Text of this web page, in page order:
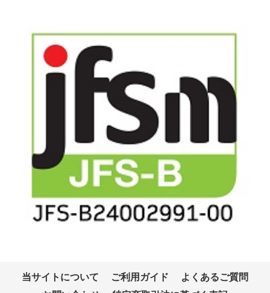
当サイトについて ご利用ガイド
よくあるご質問